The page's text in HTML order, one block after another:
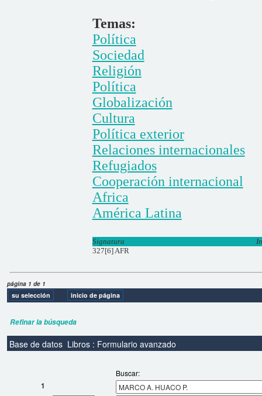
Temas:
Política
Sociedad
Religión
Política
Globalización
Cultura
Política exterior
Relaciones internacionales
Refugiados
Cooperación internacional
Africa
América Latina
Signatura
327[6] AFR
página 1 de 1
Refinar la búsqueda
Base de datos Libros : Formulario avanzado
Buscar:
1